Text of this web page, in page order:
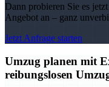
Dann probieren Sie es
Angebot an – ganz
Jetzt Anfrage starten
Umzug planen mit
reibungslosen